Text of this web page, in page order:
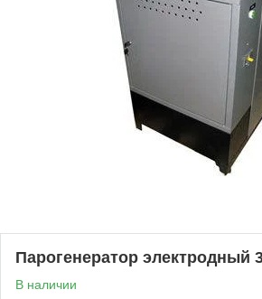
Парогенератор электродный
В наличии